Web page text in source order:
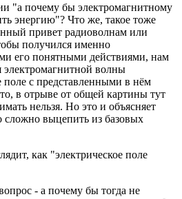
"а почему бы электромагнитному
энергию"? Что же, такое тоже
привет радиоволнам или
получился именно
его понятными действиями, нам
электромагнитной волны
поле с представленными в нём
в отрыве от общей картины тут
нельзя. Но это и объясняет
сложно выцепить из базовых
как "электрическое поле
- а почему бы тогда не